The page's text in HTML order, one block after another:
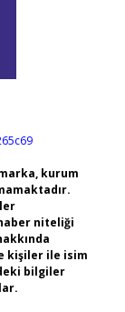
kurum
niteliği
kişiler ile isim
bilgiler